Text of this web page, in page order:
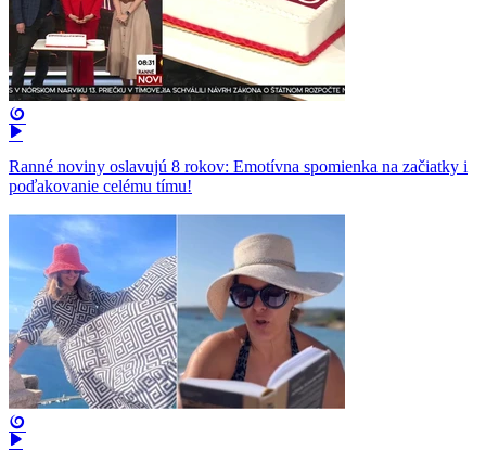
Ranné noviny oslavujú 8 rokov: Emotívna spomienka na začiatky i
poďakovanie celému tímu!